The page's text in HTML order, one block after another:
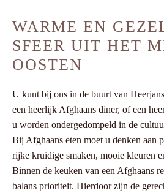
WARME EN
SFEER UIT HET
OOSTEN
U kunt bij ons in de buurt van
een heerlijk Afghaans diner, of een
u worden ondergedompeld in de
Bij Afghaans eten moet u denken aan
rijke kruidige smaken, mooie kleuren
Binnen de keuken van een Afghaans
balans prioriteit. Hierdoor zijn de